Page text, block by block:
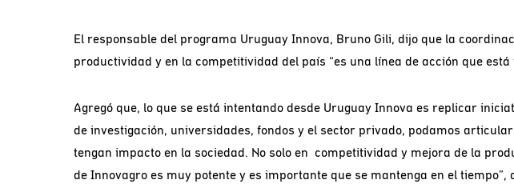
El responsable del programa Uruguay Innova, Bruno Gili, dijo que la
productividad y en la competitividad del país “es una línea de acción que
Agregó que, lo que se está intentando desde Uruguay Innova es replicar
de investigación, universidades, fondos y el sector privado, podamos
tengan impacto en la sociedad. No solo en competitividad y mejora de la
de Innovagro es muy potente y es importante que se mantenga en el tiempo”,